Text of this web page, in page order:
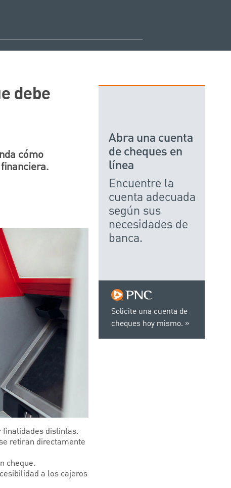
debe
cómo
finalidades distintas.
retiran directamente
cheque.
a los cajeros
Solicite una cuenta de
cheques hoy mismo.
Abra una cuenta
de cheques en
línea
Encuentre la
cuenta adecuada
según sus
necesidades de
banca.